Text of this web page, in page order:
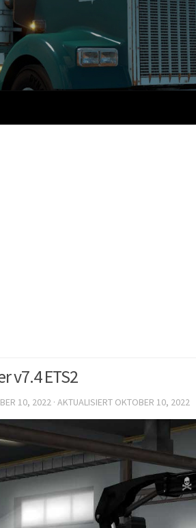
v7.4 ETS2
10, 2022 · AKTUALISIERT OKTOBER 10, 2022